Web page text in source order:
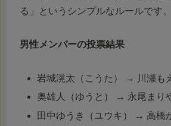
る」というシンプルなルールです。
男性メンバーの投票結果
岩城滉太（こうた） → 川瀬も
奥雄人（ゆうと） → 永尾まり
田中ゆうき（ユウキ） → 高橋